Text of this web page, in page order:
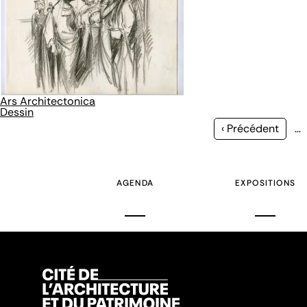
Ars Architectonica
Dessin
Page
‹ Précédent …
AGENDA EXPOSITIONS